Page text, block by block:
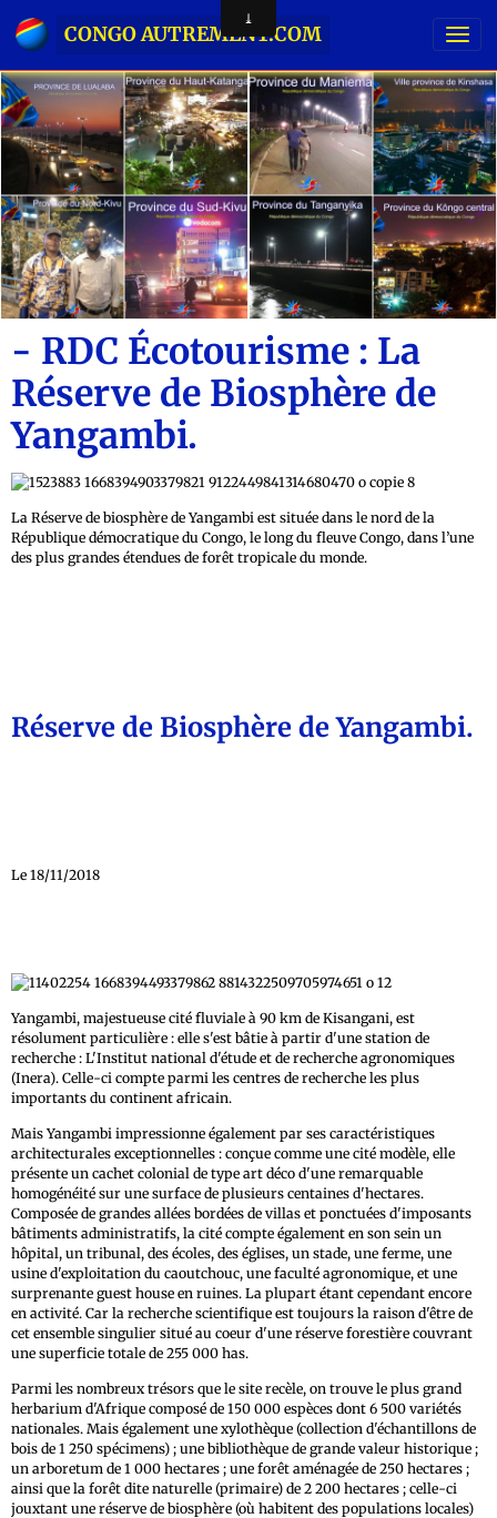
CONGO AUTREMENT.COM
- RDC Écotourisme : La
Réserve de Biosphère de
Yangambi.
La Réserve de biosphère de Yangambi est située dans le nord de la
République démocratique du Congo, le long du fleuve Congo, dans l’une
des plus grandes étendues de forêt tropicale du monde.
Réserve de Biosphère de Yangambi.
Le 18/11/2018
Yangambi, majestueuse cité fluviale à 90 km de Kisangani, est
résolument particulière : elle s'est bâtie à partir d'une station de
recherche : L'Institut national d'étude et de recherche agronomiques
(Inera). Celle-ci compte parmi les centres de recherche les plus
importants du continent africain.
Mais Yangambi impressionne également par ses caractéristiques
architecturales exceptionnelles : conçue comme une cité modèle, elle
présente un cachet colonial de type art déco d'une remarquable
homogénéité sur une surface de plusieurs centaines d'hectares.
Composée de grandes allées bordées de villas et ponctuées d'imposants
bâtiments administratifs, la cité compte également en son sein un
hôpital, un tribunal, des écoles, des églises, un stade, une ferme, une
usine d'exploitation du caoutchouc, une faculté agronomique, et une
surprenante guest house en ruines. La plupart étant cependant encore
en activité. Car la recherche scientifique est toujours la raison d'être de
cet ensemble singulier situé au coeur d'une réserve forestière couvrant
une superficie totale de 255 000 has.
Parmi les nombreux trésors que le site recèle, on trouve le plus grand
herbarium d'Afrique composé de 150 000 espèces dont 6 500 variétés
nationales. Mais également une xylothèque (collection d'échantillons de
bois de 1 250 spécimens) ; une bibliothèque de grande valeur historique ;
un arboretum de 1 000 hectares ; une forêt aménagée de 250 hectares ;
ainsi que la forêt dite naturelle (primaire) de 2 200 hectares ; celle-ci
jouxtant une réserve de biosphère (où habitent des populations locales)